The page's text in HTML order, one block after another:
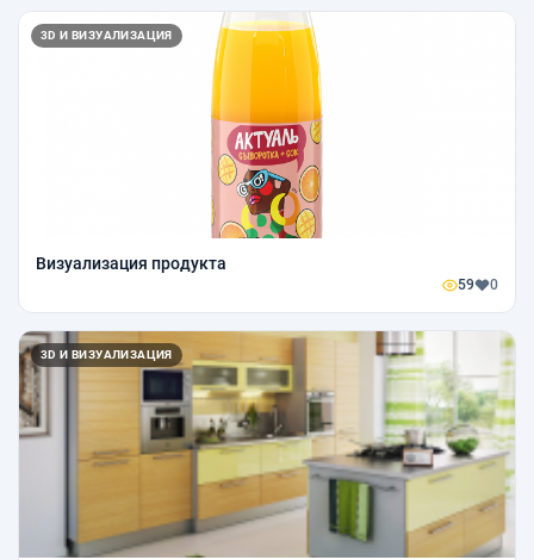
3D И ВИЗУАЛИЗАЦИЯ
Визуализация продукта
59 0
3D И ВИЗУАЛИЗАЦИЯ